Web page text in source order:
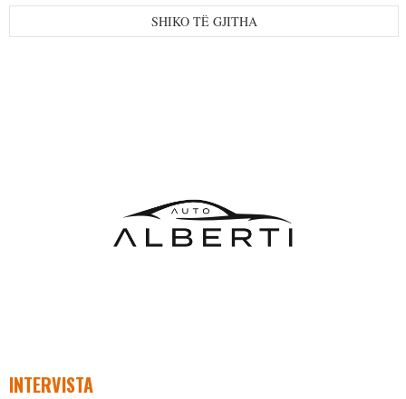
SHIKO TË GJITHA
INTERVISTA